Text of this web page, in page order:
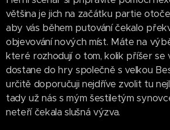
většina je jich na začátku partie
aby vás během putování čekalo
objevování nových míst. Máte na
které rozhodují o tom, kolik příšer se
dostane do hry společně s velkou
určitě doporučuji nejdříve zvolit tu
tady už nás s mým šestiletým
neteří čekala slušná výzva.